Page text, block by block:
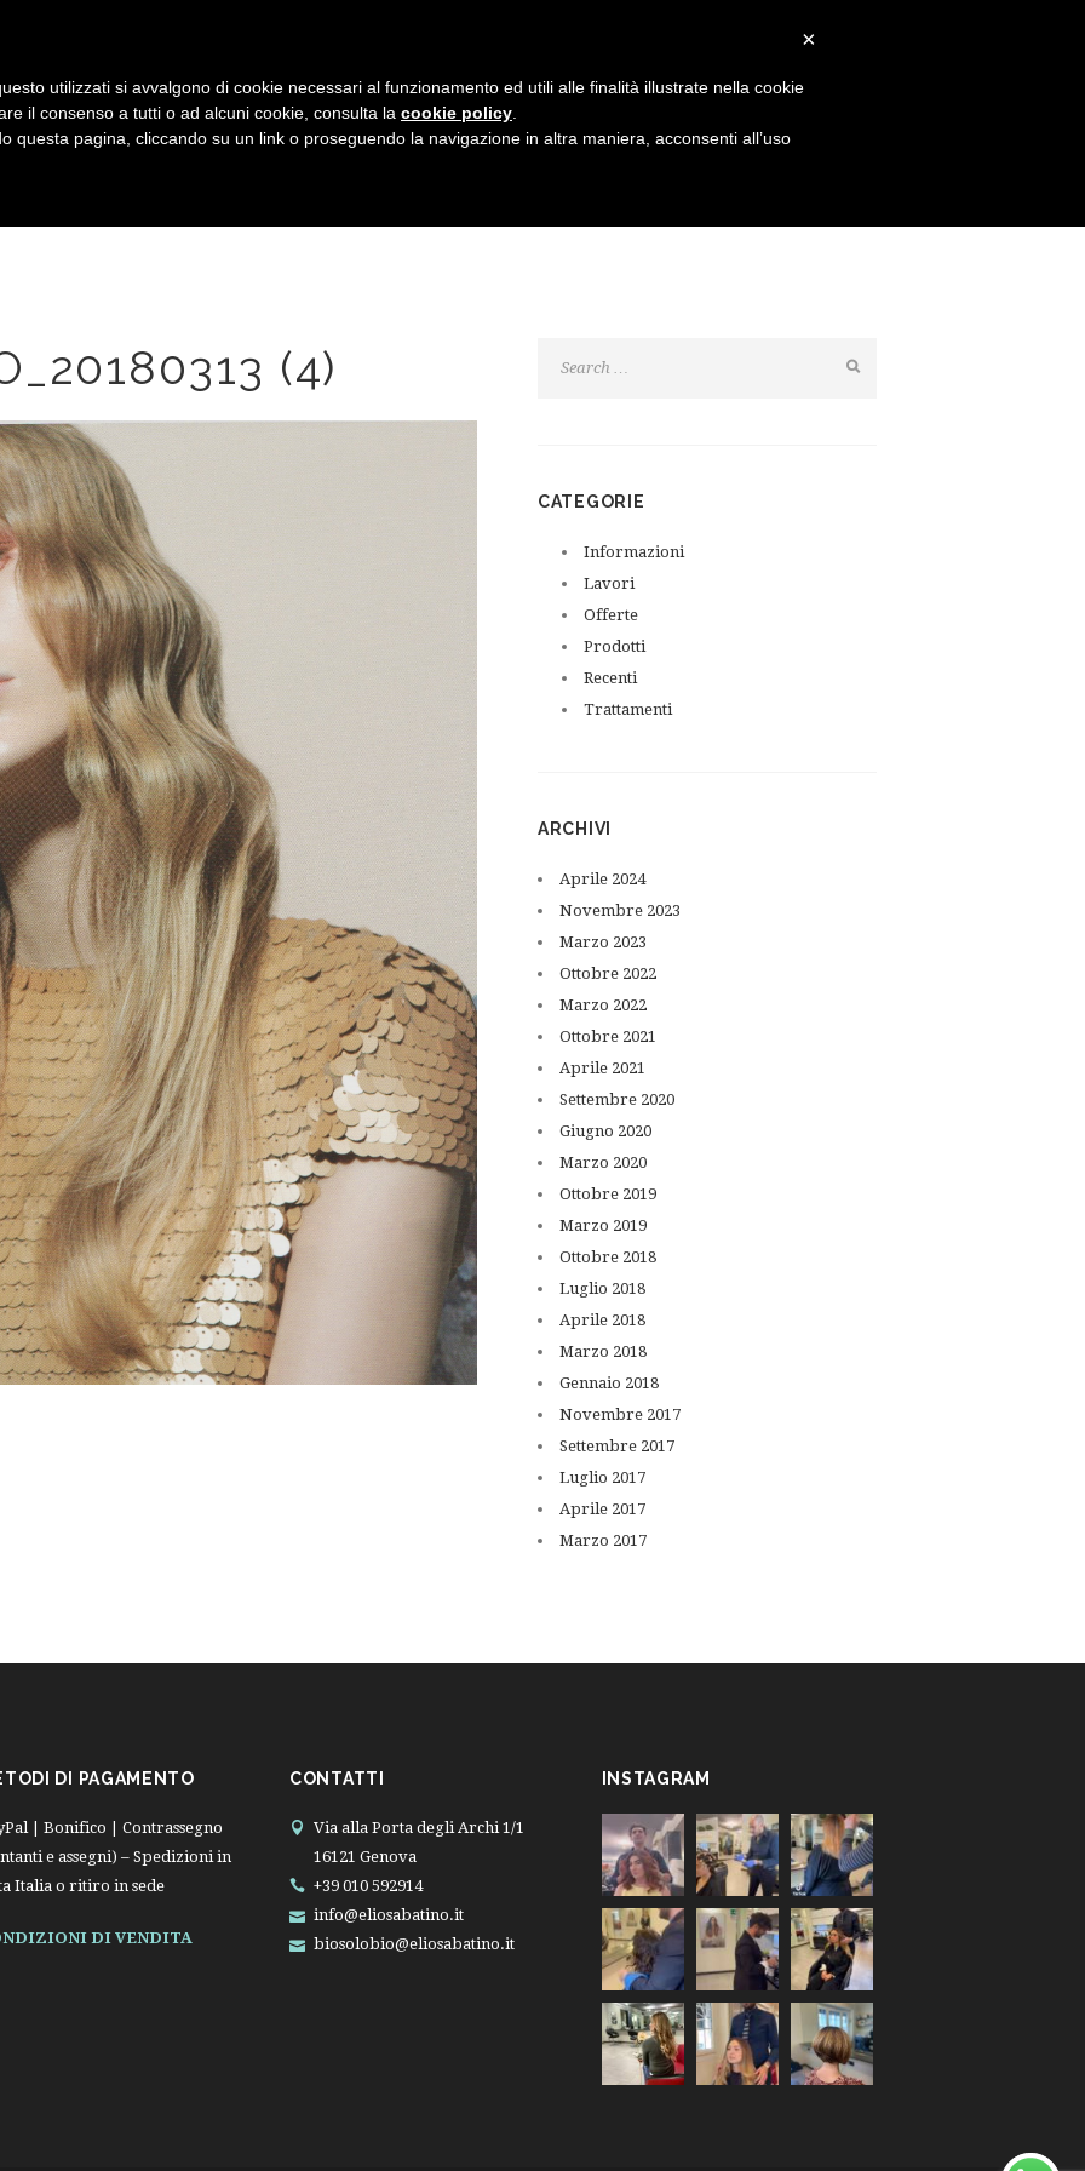
HOME IL TEAM SERVIZI GALLERIA
(4)
Digitalizzato_20180313 (3)
CATEGORIE
Informazioni
Lavori
Offerte
Prodotti
Recenti
Trattamenti
ARCHIVI
Aprile 2024
Novembre 2023
Marzo 2023
Ottobre 2022
Marzo 2022
Ottobre 2021
Aprile 2021
Settembre 2020
Giugno 2020
Marzo 2020
Ottobre 2019
Marzo 2019
Ottobre 2018
Luglio 2018
Aprile 2018
Marzo 2018
Gennaio 2018
Novembre 2017
Settembre 2017
Luglio 2017
Aprile 2017
Marzo 2017
DI PAGAMENTO
| Bonifico | Contrassegno
e assegni) – Spedizioni in
Italia o ritiro in sede
DI VENDITA
CONTATTI
Via alla Porta degli Archi 1/1
16121 Genova
+39 010 592914
info@eliosabatino.it
biosolobio@eliosabatino.it
INSTAGRAM
×
utilizzati si avvalgono di cookie necessari al funzionamento ed utili alle finalità illustrate nella cookie
il consenso a tutti o ad alcuni cookie, consulta la cookie policy
questa pagina, cliccando su un link o proseguendo la navigazione in altra maniera, acconsenti all’uso